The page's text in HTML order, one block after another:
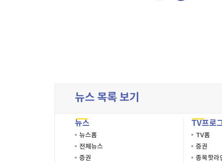
뉴스 목록 보기
뉴스
뉴스홈
전체뉴스
증권
TV프로
TV홈
증권
종목핫라